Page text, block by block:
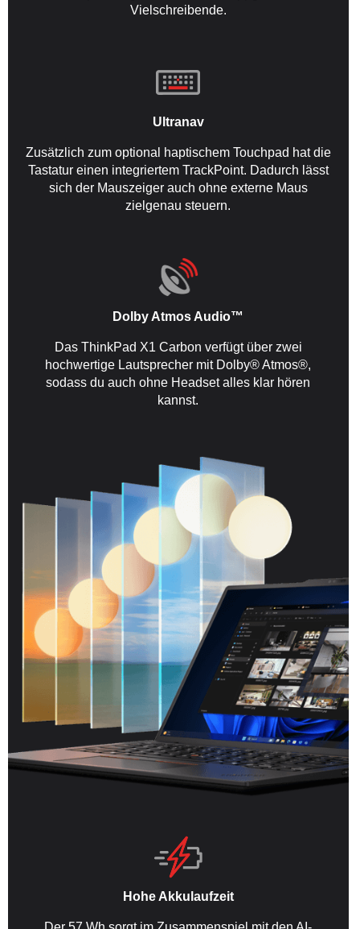
Vielschreibende.
Ultranav
Zusätzlich zum optional haptischem Touchpad hat die
Tastatur einen integriertem TrackPoint. Dadurch lässt
sich der Mauszeiger auch ohne externe Maus
zielgenau steuern.
Dolby Atmos Audio™
Das ThinkPad X1 Carbon verfügt über zwei
hochwertige Lautsprecher mit Dolby® Atmos®,
sodass du auch ohne Headset alles klar hören
kannst.
Hohe Akkulaufzeit